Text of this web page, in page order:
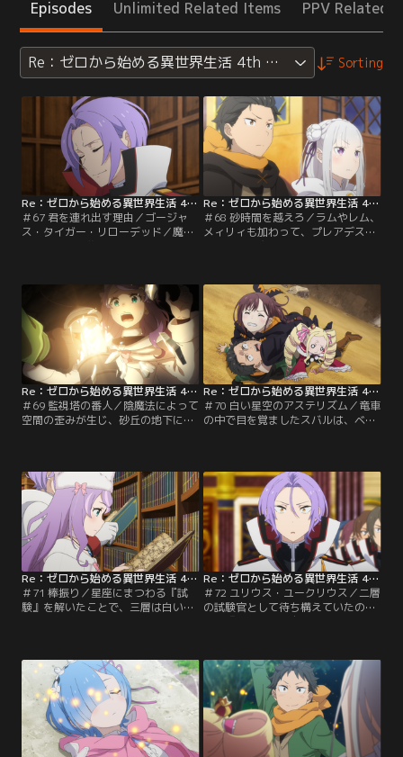
Episodes Unlimited Related Items PPV Related
Re：ゼロから始める異世界生活 4th season Sorting
Re：ゼロから始める異世界生活 4th season 第67話
＃67 君を連れ出す理由／ゴージャ
ス・タイガー・リローデッド／魔女
や記憶を奪われた者たちなど、失っ
た代償は大きかった。現状解決の糸
口を探る中、アナスタシアの提案で
ルグニカ三英傑の一人、『賢者』シ
ャウラの住まうプレアデス監視塔へ
向かうことを決意する。
Re：ゼロから始める異世界生活 4th season 第68話
＃68 砂時間を越えろ／ラムやレム、
メィリィも加わって、プレアデス監
年間だれも辿り着けてはいない」と
いう話の通り、メィリィの加護で魔
獣をいなし、砂風吹き荒れる『砂時
間』をやり過ごしながら進むもの
の、塔との距離は何故か一向に縮ま
らない。
Re：ゼロから始める異世界生活 4th season 第69話
＃69 監視塔の番人／陰魔法によって
空間の歪みが生じ、砂丘の地下に飛
ム、ベアトリスたちとは分断されて
しまった。双子の共感覚によって動
けないレムの命の無事は確認できた
が、近くに出口も見つからない。み
んなと合流するため、風もなく、気
温も低く…。
Re：ゼロから始める異世界生活 4th season 第70話
＃70 白い星空のアステリズム／竜車
の中で目を覚ましたスバルは、ベア
も束の間、スバルを「お師様」と呼
び慕う少女、塔の星番を名乗るシャ
ウラの熱烈な抱擁が歓迎した。彼女
の案内で一行は塔の三層『タイゲ
タ』に足を踏み入れる。
Re：ゼロから始める異世界生活 4th season 第71話
＃71 棒振り／星座にまつわる『試
験』を解いたことで、三層は白い空
具現化したような記憶を追体験す
る。膨大な蔵書の中から目当ての情
報を探すのは困難だと判断し、一行
は他の階層の攻略を優先すること
に。二層『エレクトラ』の白亜の領
域に突き刺さる剣を引き抜き…。
Re：ゼロから始める異世界生活 4th season 第72話
＃72 ユリウス・ユークリウス／二層
の試験官として待ち構えていたの
は、『棒振り』を自称する赤い男だ
のは木の枝のような箸。最高峰の剣
技を容易くかわされ、圧倒的な力差
が騎士を退屈に踏みにじっていく。
なんとか四層へと逃げ帰ったスバル
たちはその風貌やシャウラの情報を
頼りに試験官の正体を…。